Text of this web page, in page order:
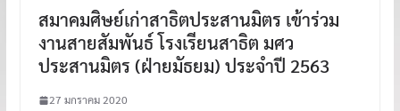
สมาคมศิษย์เก่าสาธิตประสานมิตร เข้าร่วม
งานสายสัมพันธ์ โรงเรียนสาธิต มศว
ประสานมิตร (ฝ่ายมัธยม) ประจำปี 2563
27 มกราคม 2020